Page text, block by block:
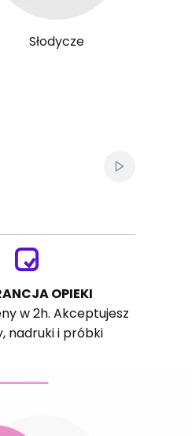
Słodycze
Włącz
OPIEKI
w 2h. Akceptujesz
nadruki i próbki